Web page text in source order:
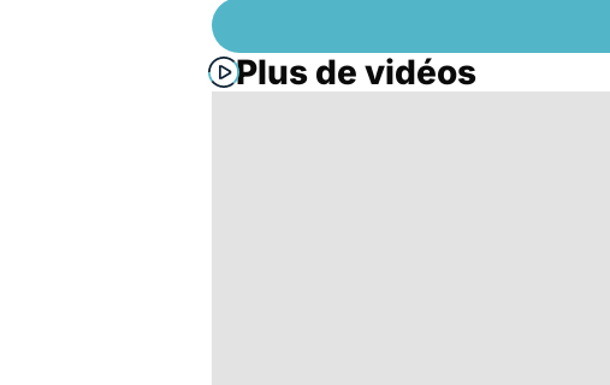
Plus de vidéos